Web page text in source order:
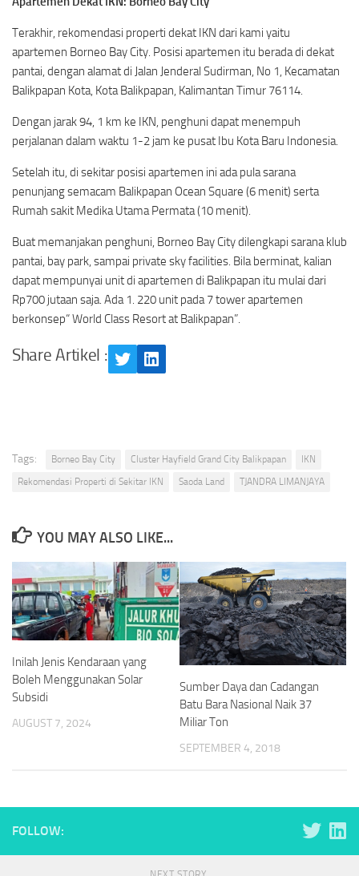
Terakhir, rekomendasi properti dekat IKN dari kami yaitu
apartemen Borneo Bay City. Posisi apartemen itu berada di dekat
pantai, dengan alamat di Jalan Jenderal Sudirman, No 1, Kecamatan
Balikpapan Kota, Kota Balikpapan, Kalimantan Timur 76114.
Dengan jarak 94, 1 km ke IKN, penghuni dapat menempuh
perjalanan dalam waktu 1-2 jam ke pusat Ibu Kota Baru Indonesia.
Setelah itu, di sekitar posisi apartemen ini ada pula sarana
penunjang semacam Balikpapan Ocean Square (6 menit) serta
Rumah sakit Medika Utama Permata (10 menit).
Buat memanjakan penghuni, Borneo Bay City dilengkapi sarana klub
pantai, bay park, sampai private sky facilities. Bila berminat, kalian
dapat mempunyai unit di apartemen di Balikpapan itu mulai dari
Rp700 jutaan saja. Ada 1. 220 unit pada 7 tower apartemen
berkonsep“ World Class Resort at Balikpapan”.
Share Artikel :
TwitterLinkedIn
Tags: Borneo Bay City Cluster Hayfield Grand City Balikpapan
IKN
Rekomendasi Properti di Sekitar IKN
Saoda Land TJANDRA LIMANJAYA
YOU MAY ALSO LIKE...
Inilah Jenis Kendaraan yang
Boleh Menggunakan Solar
Subsidi
AUGUST 7, 2024
Sumber Daya dan Cadangan
Batu Bara Nasional Naik 37
Miliar Ton
SEPTEMBER 4, 2018
FOLLOW: